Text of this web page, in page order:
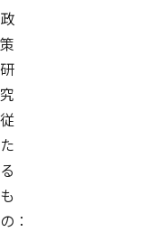
政
策
研
究
従
た
る
も
の：